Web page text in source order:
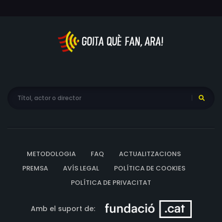
METODOLOGIA FAQ
ACTUALITZACIONS
PREMSA
AVÍS LEGAL
POLÍTICA DE COOKIES
POLÍTICA DE PRIVACITAT
Amb el suport de: